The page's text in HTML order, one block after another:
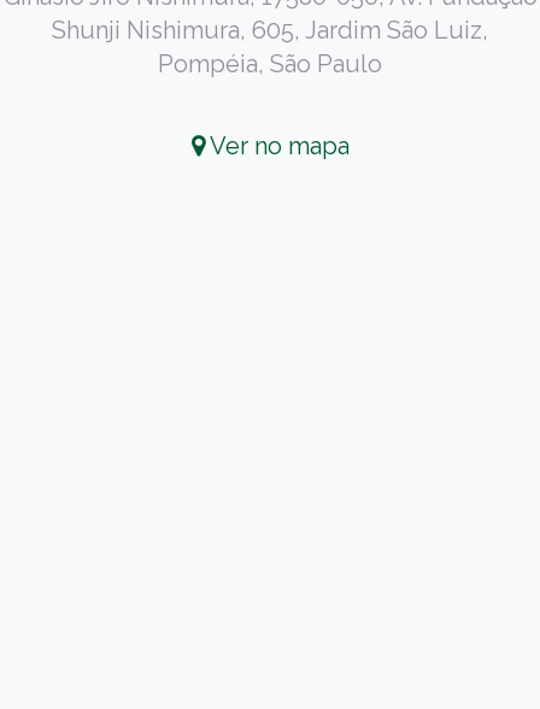
Shunji Nishimura, 605, Jardim São Luiz,
Pompéia, São Paulo
Ver no mapa